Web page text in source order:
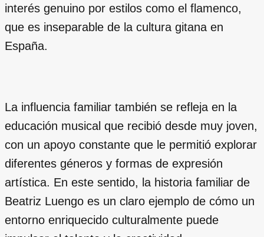
interés genuino por estilos como el flamenco,
que es inseparable de la cultura gitana en
España.
La influencia familiar también se refleja en la
educación musical que recibió desde muy joven,
con un apoyo constante que le permitió explorar
diferentes géneros y formas de expresión
artística. En este sentido, la historia familiar de
Beatriz Luengo es un claro ejemplo de cómo un
entorno enriquecido culturalmente puede